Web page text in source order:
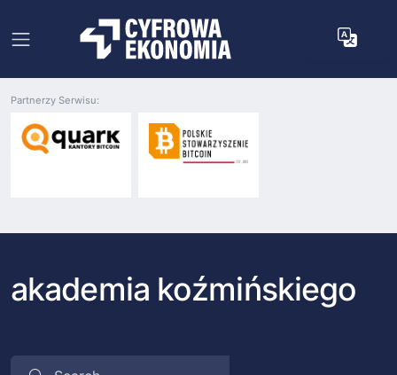
Partnerzy Serwisu:
akademia koźmińskiego